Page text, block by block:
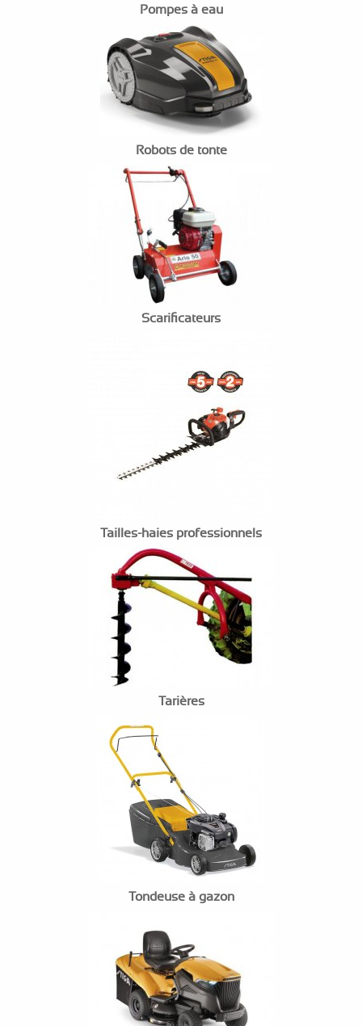
Pompes à eau
Robots de tonte
Scarificateurs
Tailles-haies professionnels
Tarières
Tondeuse à gazon